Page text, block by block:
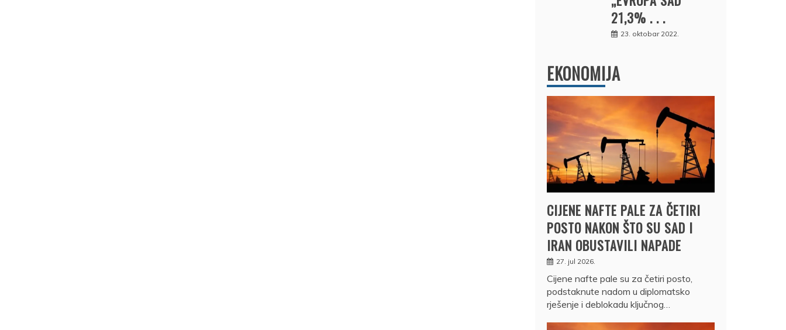
21,3% . . .
23. oktobar 2022.
EKONOMIJA
CIJENE NAFTE PALE ZA ČETIRI
POSTO NAKON ŠTO SU SAD I
IRAN OBUSTAVILI NAPADE
27. jul 2026.
Cijene nafte pale su za četiri posto,
podstaknute nadom u diplomatsko
rješenje i deblokadu ključnog…